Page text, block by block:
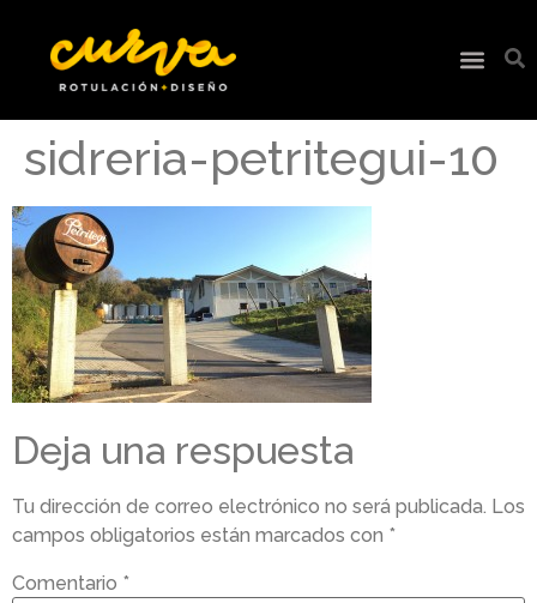
sidreria-petritegui-10
Deja una respuesta
Tu dirección de correo electrónico no será publicada. Los
campos obligatorios están marcados con *
Comentario *